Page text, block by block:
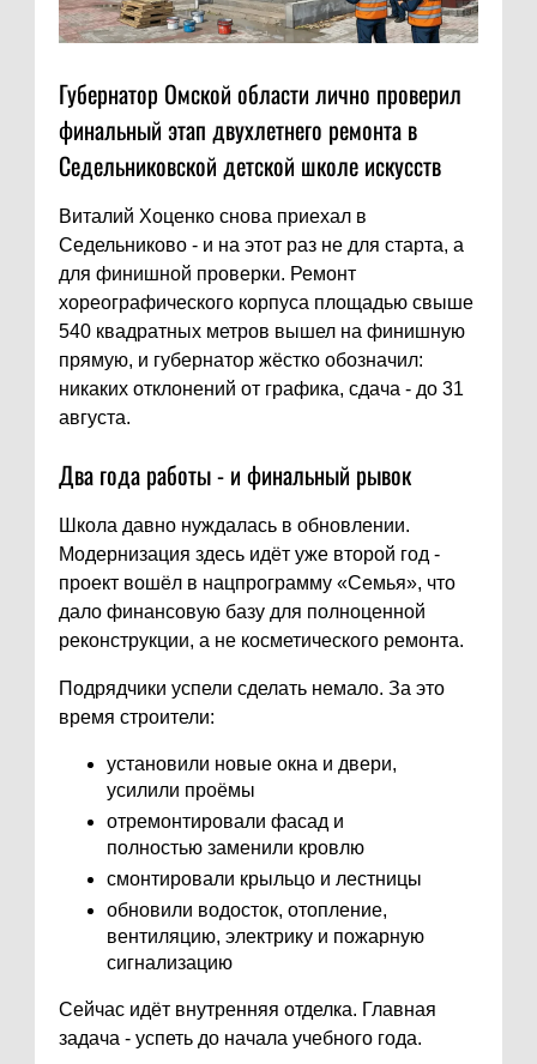
Губернатор Омской области лично проверил
финальный этап двухлетнего ремонта в
Седельниковской детской школе искусств
Виталий Хоценко снова приехал в
Седельниково - и на этот раз не для старта, а
для финишной проверки. Ремонт
хореографического корпуса площадью свыше
540 квадратных метров вышел на финишную
прямую, и губернатор жёстко обозначил:
никаких отклонений от графика, сдача - до 31
августа.
Два года работы - и финальный рывок
Школа давно нуждалась в обновлении.
Модернизация здесь идёт уже второй год -
проект вошёл в нацпрограмму «Семья», что
дало финансовую базу для полноценной
реконструкции, а не косметического ремонта.
Подрядчики успели сделать немало. За это
время строители:
установили новые окна и двери,
усилили проёмы
отремонтировали фасад и
полностью заменили кровлю
смонтировали крыльцо и лестницы
обновили водосток, отопление,
вентиляцию, электрику и пожарную
сигнализацию
Сейчас идёт внутренняя отделка. Главная
задача - успеть до начала учебного года.